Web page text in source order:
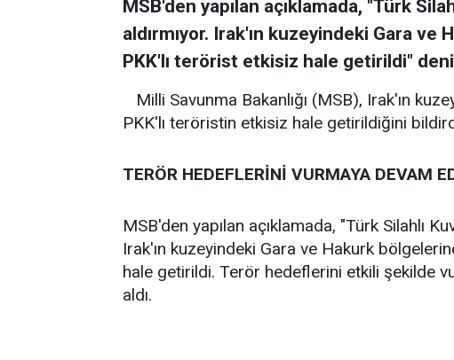
MSB'den yapılan açıklamada, "Türk
aldırmıyor. Irak'ın kuzeyindeki Gara
PKK'lı terörist etkisiz hale getirildi"
Milli Savunma Bakanlığı (MSB), Irak'ın
PKK'lı teröristin etkisiz hale getirildiğini
TERÖR HEDEFLERİNİ VURMAYA DEVAM
MSB'den yapılan açıklamada, "Türk Silahlı
Irak'ın kuzeyindeki Gara ve Hakurk
hale getirildi. Terör hedeflerini etkili şekilde
aldı.